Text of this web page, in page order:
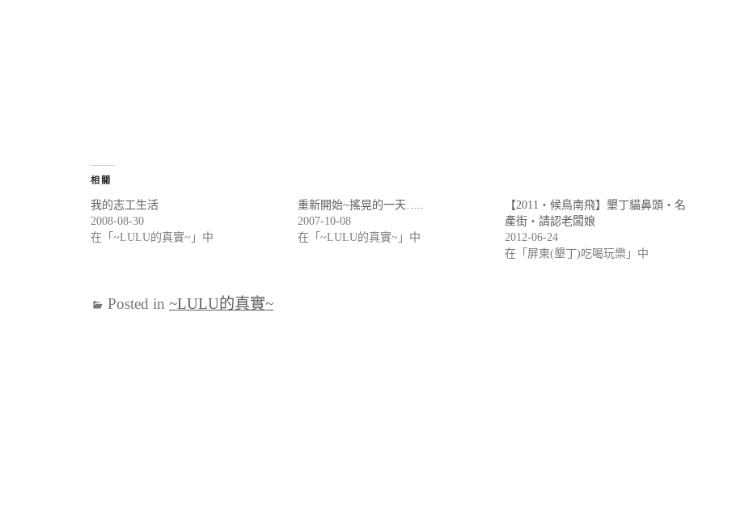
相關
我的志工生活
2008-08-30
在「~LULU的真實~」中
重新開始~搖晃的一天…..
2007-10-08
在「~LULU的真實~」中
【2011‧候鳥南飛】墾丁貓鼻頭‧名
產街‧請認老闆娘
2012-06-24
在「屏東(墾丁)吃喝玩樂」中
Posted in ~LULU的真實~